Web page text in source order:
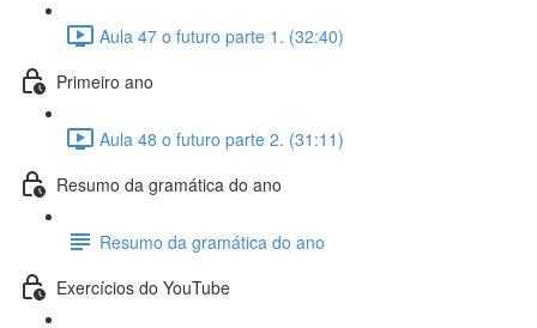
Aula 47 o futuro parte 1. (32:40)
Primeiro ano
Aula 48 o futuro parte 2. (31:11)
Resumo da gramática do ano
Resumo da gramática do ano
Exercícios do YouTube